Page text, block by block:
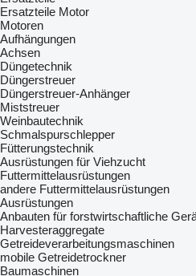
Ersatzteile Motor
Motoren
Aufhängungen
Achsen
Düngetechnik
Düngerstreuer
Düngerstreuer-Anhänger
Miststreuer
Weinbautechnik
Schmalspurschlepper
Fütterungstechnik
Ausrüstungen für Viehzucht
Futtermittelausrüstungen
andere Futtermittelausrüstungen
Ausrüstungen
Anbauten für forstwirtschaftliche
Harvesteraggregate
Getreideverarbeitungsmaschinen
mobile Getreidetrockner
Baumaschinen